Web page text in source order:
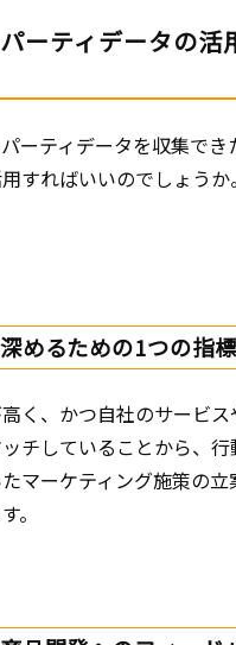
ーティデータの活
ーティデータを収集でき
すればいいのでしょうか
めるための1つの指標
く、かつ自社のサービス
チしていることから、行
マーケティング施策の立
。